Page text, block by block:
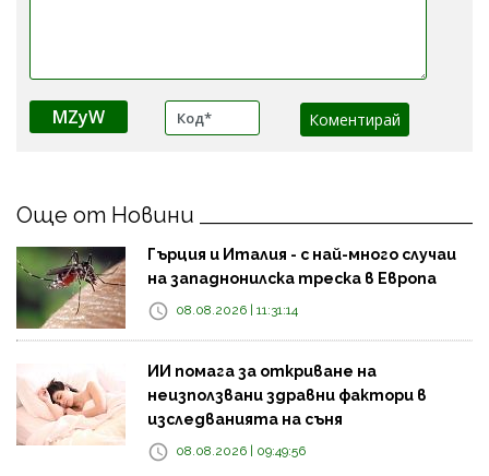
MZyW
Още от Новини
Гърция и Италия - с най-много случаи
на западнонилска треска в Европа
08.08.2026 | 11:31:14
ИИ помага за откриване на
неизползвани здравни фактори в
изследванията на съня
08.08.2026 | 09:49:56